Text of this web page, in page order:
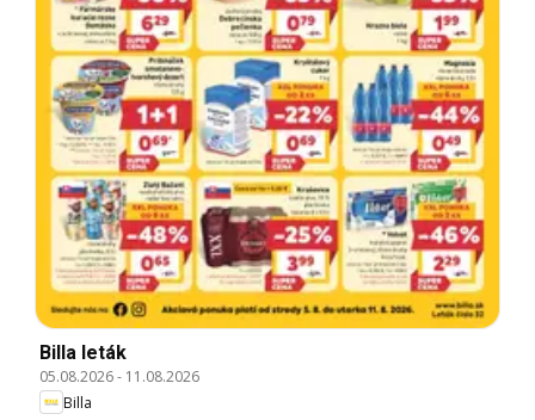
Billa leták
05.08.2026- 11.08.2026
Billa